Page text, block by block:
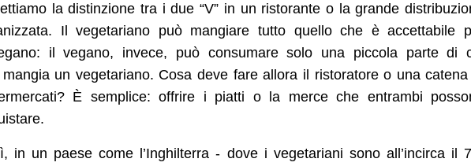
la distinzione tra i due “V” in un ristorante o la grande
Il vegetariano può mangiare tutto quello che è accettabile
il vegano, invece, può consumare solo una piccola parte di
un vegetariano. Cosa deve fare allora il ristoratore o una
È semplice: offrire i piatti o la merce che entrambi
in un paese come l’Inghilterra - dove i vegetariani sono all’incirca il